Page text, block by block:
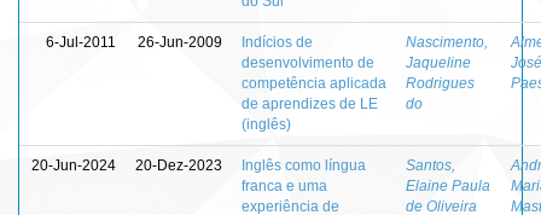
6-Jul-2011 26-Jun-2009
Indícios de
desenvolvimento de
competência aplicada
de aprendizes de LE
(inglês)
Nascimento,
Jaqueline
Rodrigues
do
20-Jun-2024 20-Dez-2023
Inglês como língua
franca e uma
experiência de
Santos,
Elaine Paula
de Oliveira